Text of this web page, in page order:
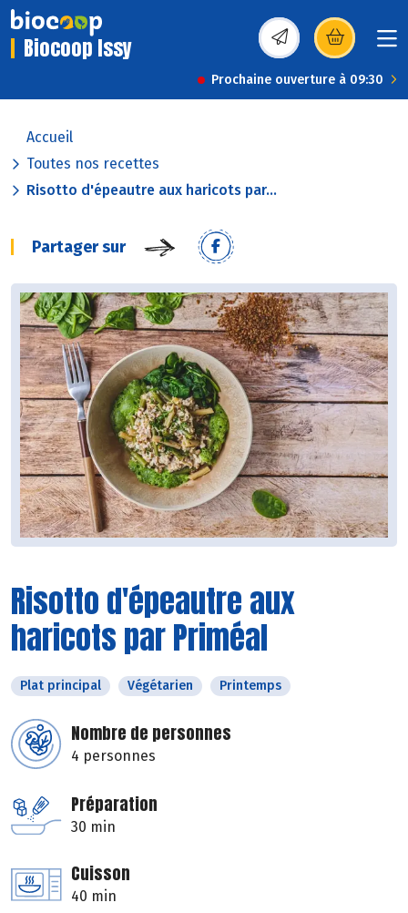
Biocoop Issy (s’ouvre dans une
Prochaine ouverture à 09:30
Accueil
Toutes nos recettes
Risotto d'épeautre aux haricots par...
Partager sur
Risotto d'épeautre aux
haricots par Priméal
Plat principal Végétarien Printemps
Nombre de personnes
4 personnes
Préparation
30 min
Cuisson
40 min